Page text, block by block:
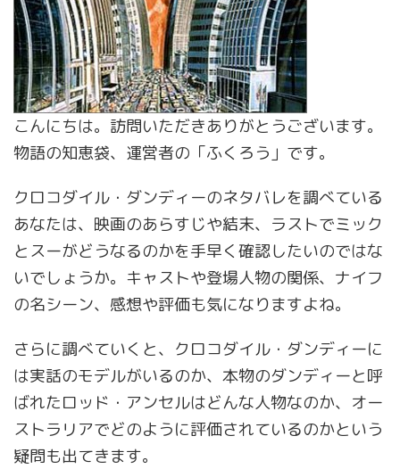
こんにちは。訪問いただきありがとうございます。
物語の知恵袋、運営者の「ふくろう」です。
クロコダイル・ダンディーのネタバレを調べている
あなたは、映画のあらすじや結末、ラストでミック
とスーがどうなるのかを手早く確認したいのではな
いでしょうか。キャストや登場人物の関係、ナイフ
の名シーン、感想や評価も気になりますよね。
さらに調べていくと、クロコダイル・ダンディーに
は実話のモデルがいるのか、本物のダンディーと呼
ばれたロッド・アンセルはどんな人物なのか、オー
ストラリアでどのように評価されているのかという
疑問も出てきます。